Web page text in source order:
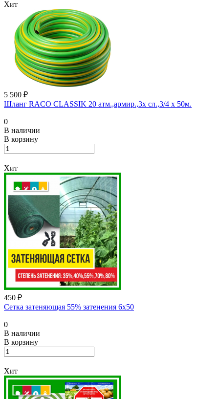
Хит
5 500 ₽
Шланг RACO CLASSIK 20 атм.,армир.,3х сл.,3/4 х 50м.
0
В наличии
В корзину
Хит
450 ₽
Сетка затеняющая 55% затенения 6х50
0
В наличии
В корзину
Хит